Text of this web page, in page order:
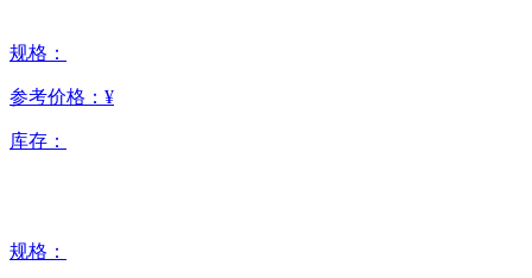
规格：
参考价格： ¥
库存：
规格：